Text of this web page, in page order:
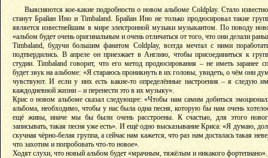
Выясняются кое-какие подробности о новом альбоме Coldplay. Стало
станут Брайан Ино и Timbaland. Брайан Ино не только продюсировал такие
является известнейшим в мире электронной музыки музыкантом. По поводу
«альбом будет очень оригинальным и очень отличаться от того, что они делали
Timbaland, будучи большим фанатом Coldplay, всегда мечтал с ними
подтвердились. В апреле он приезжает в Англию, чтобы присоединиться к
студии. Timbaland говорит, что его метод продюсирования – не иметь заранее
будет звук на альбоме: «Я стараюсь проникнуть в их головы, увидеть, о чём они
чувствуют. И если у них есть какие-то определённые настроения – я следую
каждодневной жизни – и перенести это в их музыку».
Крис о новом альбоме сказал следующее: «Чтобы нам самим добиться
альбома, необходимо, чтобы у нас была одна песня, которую бы нам очень
ещё живы, иначе мы бы были очень расстроены. К счастью, для этого
записывать, такая песня уже есть». И ещё одно высказывание Криса: «Я думаю,
скучная чёрно-белая группа, а сейчас нам кажется, что раз нам досталась такая
что захотим и попробовать что-то новое».
Ходят слухи, что новый альбом будет «мрачным, тяжёлым и никакого фортепиано».